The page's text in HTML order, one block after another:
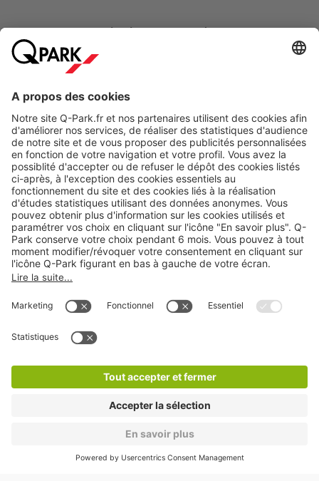
Modes de paiement en ligne
A propos
Nos produits
Nos services
Copyright
CGV
CGU
Informations légales
Médiation